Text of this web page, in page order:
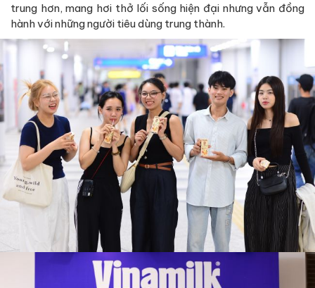
trung hơn, mang hơi thở lối sống hiện đại nhưng vẫn đồng
hành với những người tiêu dùng trung thành.